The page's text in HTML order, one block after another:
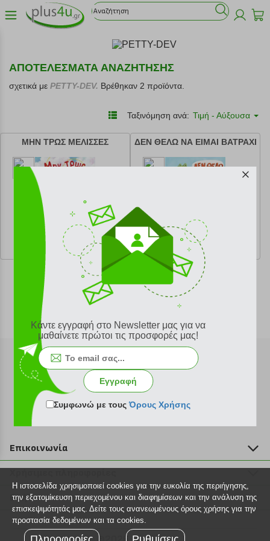
ΑΠΟΤΕΛΕΣΜΑΤΑ ΑΝΑΖΗΤΗΣΗΣ
σχετικά με PETTY-DEV. Βρέθηκαν 2 προϊόντα.
Ταξινόμηση ανά: Τιμή - Αύξουσα
ΜΗΝ ΤΡΩΣ ΜΕΛΙΣΣΕΣ
κωδ. 108218244
12.61 €
Ελάχιστη 30 ημερών 14.01 €
Προτεινόμενη λιανική 14.01 €
ΔΕΝ ΘΕΛΩ ΝΑ ΕΙΜΑΙ ΒΑΤΡΑΧΙ
108218243
12.61 €
Ελάχιστη 30 ημερών 14.01 €
Προτεινόμενη λιανική 14.01 €
Εγγραφή στο newsletter
Επικοινωνία
211 2000 700
info@plus4u.gr
Η εταιρία
Σημεία παραλαβής
Ευκαιρίες καριέρας
Βοήθεια
Εξέλιξη παραγγελίας
Τρόποι παραγγελίας
Κάντε εγγραφή στο Newsletter μας για να
μαθαίνετε πρώτοι τις προσφορές μας!
Εγγραφή
Συμφωνώ με τουςΌρους Χρήσης
Η ιστοσελίδα χρησιμοποιεί cookies για την ευκολία της περιήγησης,
την εξατομίκευση περιεχομένου και διαφημίσεων και την ανάλυση της
επισκεψιμότητάς μας. Δείτε τους ανανεωμένους όρους χρήσης για την
προστασία δεδομένων και τα cookies.